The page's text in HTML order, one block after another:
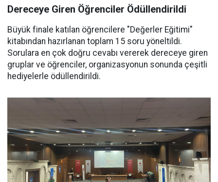
Dereceye Giren Öğrenciler Ödüllendirildi
Büyük finale katılan öğrencilere "Değerler Eğitimi"
kitabından hazırlanan toplam 15 soru yöneltildi.
Sorulara en çok doğru cevabı vererek dereceye giren
gruplar ve öğrenciler, organizasyonun sonunda çeşitli
hediyelerle ödüllendirildi.